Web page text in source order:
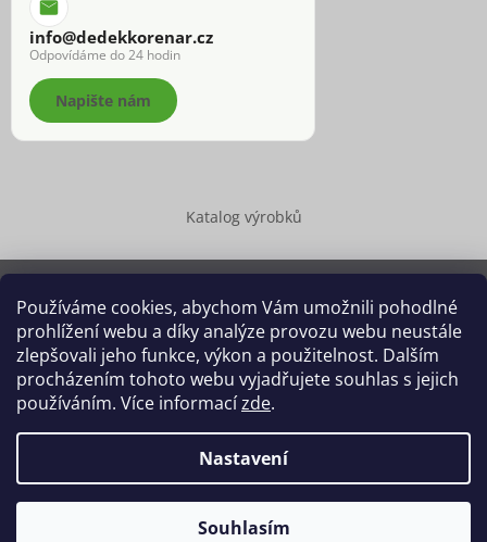
Používáme cookies, abychom Vám umožnili pohodlné
prohlížení webu a díky analýze provozu webu neustále
zlepšovali jeho funkce, výkon a použitelnost. Dalším
procházením tohoto webu vyjadřujete souhlas s jejich
používáním. Více informacízde.
Nastavení
Souhlasím
info@dedekkorenar.cz
Odpovídáme do 24 hodin
Napište nám
Katalog výrobků
Copyright 2026 Dědek kořenář®
. Všechna práva vyhrazena.
Upravit nastavení cookies
Grafický návrh vytvořil a na Shoptet implementoval
Shoptetak.cz.
Vytvořil Shoptet